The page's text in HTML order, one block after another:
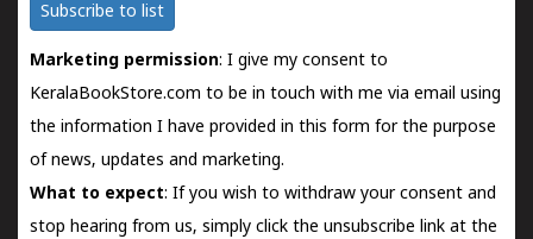
Subscribe to list
Marketing permission: I give my consent to
KeralaBookStore.com to be in touch with me via email using
the information I have provided in this form for the purpose
of news, updates and marketing.
What to expect: If you wish to withdraw your consent and
stop hearing from us, simply click the unsubscribe link at the